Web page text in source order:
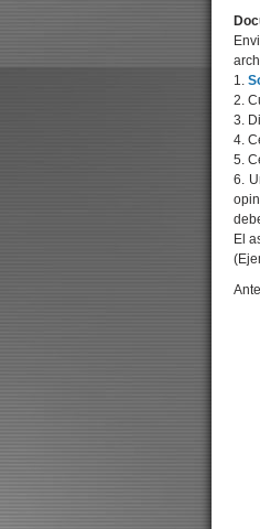
1.
2.
3.
4.
5.
6.
El